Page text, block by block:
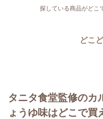
探している商品がどこ
どこ
タニタ食堂監修のカ
ょうゆ味はどこで買